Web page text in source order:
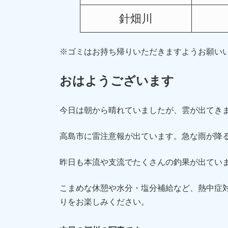
針畑川
※ゴミはお持ち帰りいただきますようお願い
おはようございます
今日は朝から晴れていましたが、雲が出てき
高島市に雷注意報が出ています。急な雨が降
昨日も本流や支流でたくさんの釣果が出てい
こまめな休憩や水分・塩分補給など、熱中
りをお楽しみください。